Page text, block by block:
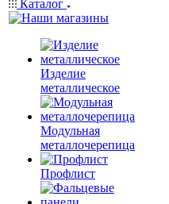
Каталог
Изделие
металлическое
Модульная
металлочерепица
Профлист